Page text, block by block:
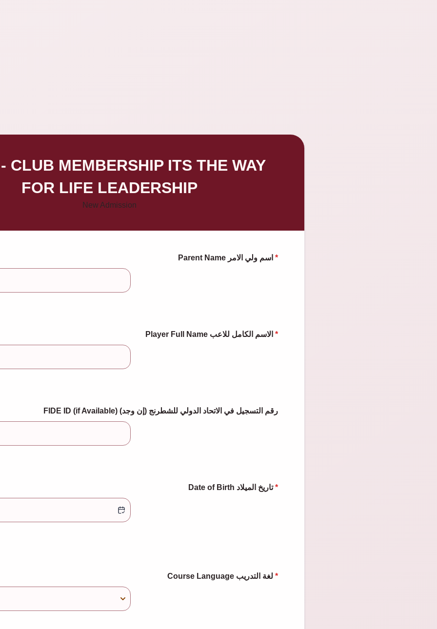
CLUB MEMBERSHIP ITS THE WAY
FOR LIFE LEADERSHIP
New Admission
Parent Name اسم ولي الامر *
Player Full Name الاسم الكامل للاعب *
FIDE ID (if Available) رقم التسجيل في الاتحاد الدولي للشطرنج (إن وجد)
Date of Birth تاريخ الميلاد *
Course Language لغة التدريب *